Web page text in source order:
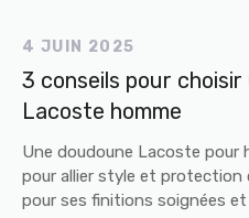
4 JUIN 2025
3 conseils pour
Lacoste homme
Une doudoune Lacoste pour
pour allier style et protection
pour ses finitions soignées